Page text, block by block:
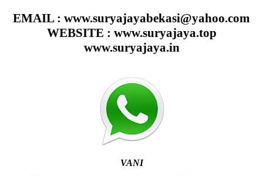
EMAIL : www.suryajayabekasi@yahoo.com
WEBSITE : www.suryajaya.top
www.suryajaya.in
VANI